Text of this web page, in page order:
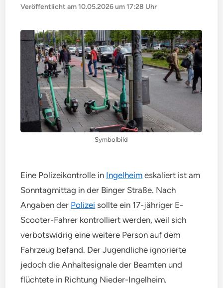
Veröffentlicht am10.05.2026 um 17:28 Uhr
Symbolbild
Eine Polizeikontrolle in Ingelheim eskaliert ist am
Sonntagmittag in der Binger Straße. Nach
Angaben der Polizei sollte ein 17-jähriger E-
Scooter-Fahrer kontrolliert werden, weil sich
verbotswidrig eine weitere Person auf dem
Fahrzeug befand. Der Jugendliche ignorierte
jedoch die Anhaltesignale der Beamten und
flüchtete in Richtung Nieder-Ingelheim.